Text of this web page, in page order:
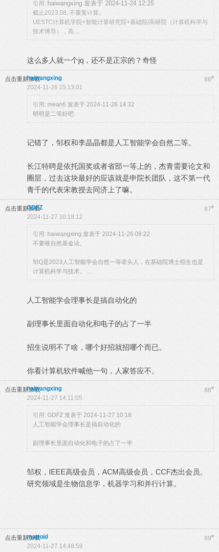
引用: haiwangxing 发表于 2024-11-24 12:25
截止2023.08, 不重复计算。
UESTC计算机学院+智能计算研究院+基础院/高研院（计算机科学与
技术博导），高 ...
这么多人就一个jq，还不是正宗的？奇怪
点击重新加载 86#
haiwangxing
2024-11-26 15:13:01
引用: mean6 发表于 2024-11-26 14:32
明明是二等好吧
记错了，邹权和李晶晶都是人工智能学会自然二等。
长江特聘是依托国奖或者省部一等上的，杰青需要论文和
圈层，过去这块最好的应该就是申院长团队，这不第一代
青千的代表宋教授去同济上了嘛。
点击重新加载 87#
GDFZ
2024-11-27 10:18:12
引用: haiwangxing 发表于 2024-11-26 08:22
不要唯自然基金论。
邹Q是2023人工智能学会自然一等牵头人，在基础院博士招生也是
计算机科学与技术。 ...
人工智能学会理事长是搞自动化的
副理事长里面自动化和电子的占了一半
招生说明不了啥，哪个好招就招哪个而已。
你看计算机软件喊他一句，人家答应不。
点击重新加载 88#
haiwangxing
2024-11-27 14:11:05
引用: GDFZ 发表于 2024-11-27 10:18
人工智能学会理事长是搞自动化的
副理事长里面自动化和电子的占了一半
邹权，IEEE高级会员，ACM高级会员，CCF杰出会员。
研究领域是生物信息学，机器学习和并行计算。
点击重新加载 89#
mattoid
2024-11-27 14:48:59